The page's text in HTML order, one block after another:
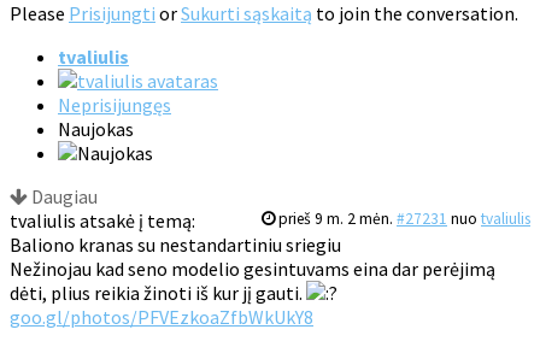
Please Prisijungti orSukurti sąskaitą to join the conversation.
tvaliulis
Neprisijungęs
Naujokas
Daugiau
prieš 9 m. 2 mėn. #27231 nuo tvaliulis
tvaliulis atsakė į temą:
Baliono kranas su nestandartiniu sriegiu
Nežinojau kad seno modelio gesintuvams eina dar perėjimą
dėti, plius reikia žinoti iš kur jį gauti.
goo.gl/photos/PFVEzkoaZfbWkUkY8